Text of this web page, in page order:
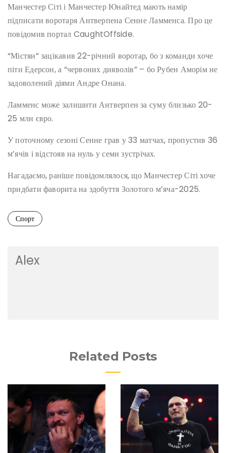
Манчестер Сіті і Манчестер Юнайтед мають намір
підписати воротаря Антверпена Сенне Ламменса. Про це
повідомив портал CaughtOffside.
“Містян” зацікавив 22-річний воротар, бо з команди хоче
піти Едерсон, а “червоних дияволів” – бо Рубен Аморім не
задоволений діями Андре Онана.
Ламменс може залишити Антверпен за суму близько 20-
25 млн євро.
У поточному сезоні Сенне грав у 33 матчах, пропустив 36
м’ячів і відстояв на нуль у семи зустрічах.
Нагадаємо, раніше повідомлялося, що Манчестер Сіті хоче
придбати фаворита на здобуття Золотого м’яча-2025.
Спорт
Alex
Related Posts